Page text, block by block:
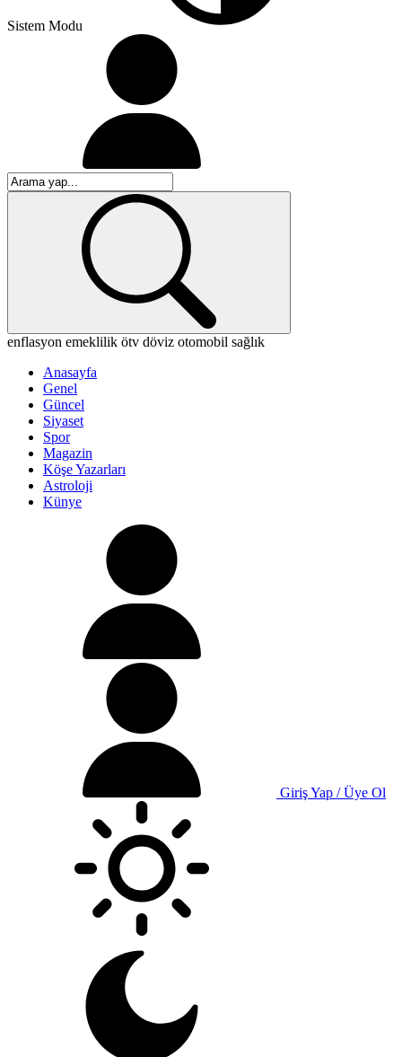
Sistem Modu
enflasyon emeklilik ötv döviz otomobil sağlık
Anasayfa
Genel
Güncel
Siyaset
Spor
Magazin
Köşe Yazarları
Astroloji
Künye
Giriş Yap / Üye Ol